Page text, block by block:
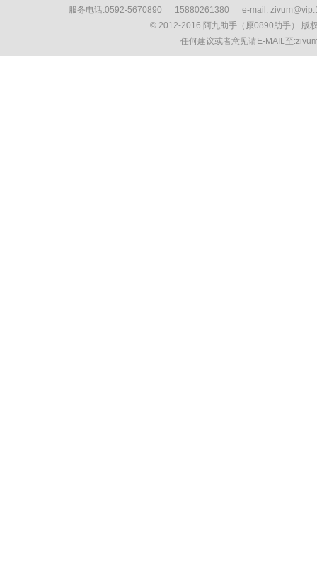
服务电话:0592-5670890 15880261380 e-mail:
© 2012-2016 阿九助手（原0890助手） 版
任何建议或者意见请E-MAIL至